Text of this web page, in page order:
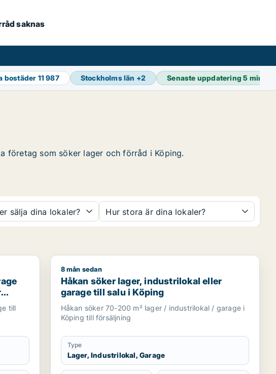
saknas
bostäder 11 987 Stockholms län +2 Senaste uppdatering5 min
företag som söker lager och förråd i Köping.
sälja dina lokaler? Hur stora är dina lokaler?
salu i Uppsala, Västmanland eller Gävleborg
till
Håkan söker lager, industrilokal eller garage till salu i
8 mån sedan
Håkan söker lager, industrilokal eller
garage till salu i Köping
Håkan söker 70-200 m² lager / industrilokal / garage i
Köping till försäljning
Type
Lager, Industrilokal, Garage